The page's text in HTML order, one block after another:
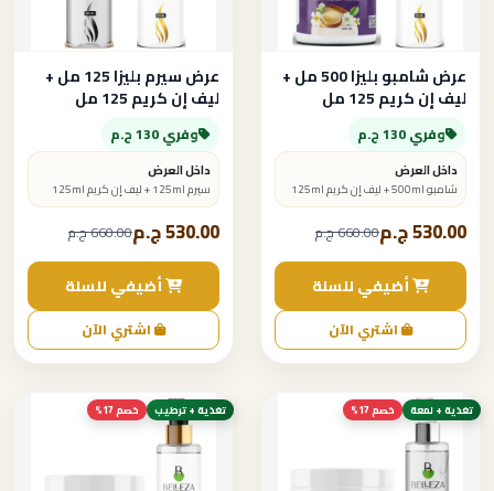
عرض شامبو بليزا 500 مل +
ليف إن كريم 125 مل
وفري 130 ج.م
داخل العرض
شامبو 500ml + ليف إن كريم 125ml
530.00 ج.م 660.00 ج.م
أضيفي للسلة
اشتري الآن
عرض سيرم بليزا 125 مل +
ليف إن كريم 125 مل
وفري 130 ج.م
داخل العرض
سيرم 125ml + ليف إن كريم 125ml
530.00 ج.م 660.00 ج.م
أضيفي للسلة
اشتري الآن
تغذية + لمعة خصم 17% تغذية + ترطيب خصم 17%